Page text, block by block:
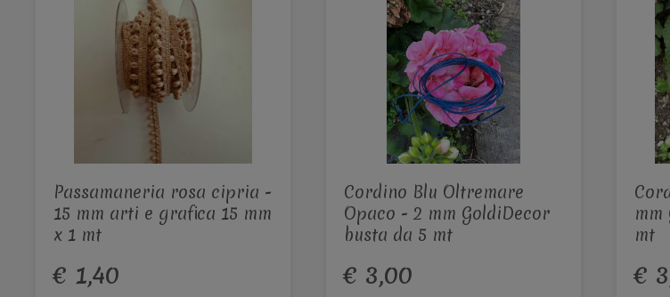
Passamaneria rosa cipria -
15 mm arti e grafica 15 mm
x 1 mt
€ 1,40
Cordino Blu Oltremare
Opaco - 2 mm GoldiDecor
busta da 5 mt
€ 3,00
mm
mt
€